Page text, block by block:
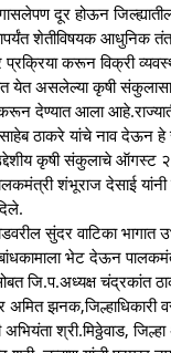
दूर होऊन
शेतीविषयक आधुनिक
प्रक्रिया करून विक्री
येत असलेल्या कृषी
देण्यात आला
ठाकरे यांचे नाव देऊन
कृषी संकुलाचे ऑगस्ट
शंभूराज देसाई यांनी
सुंदर वाटिका
भेट देऊन
जि.प.अध्यक्ष चंद्रकांत
झनक,जिल्हाधिकारी
अभियंता श्री.मिठ्ठेवाड,